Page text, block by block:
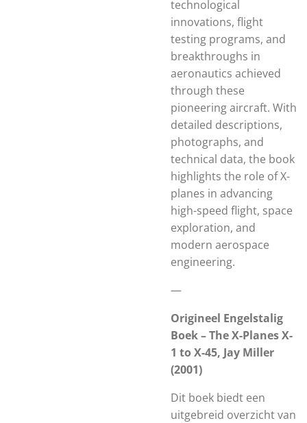
technological
innovations, flight
testing programs, and
breakthroughs in
aeronautics achieved
through these
pioneering aircraft. With
detailed descriptions,
photographs, and
technical data, the book
highlights the role of X-
planes in advancing
high-speed flight, space
exploration, and
modern aerospace
engineering.
—
Origineel Engelstalig
Boek – The X-Planes X-
1 to X-45, Jay Miller
(2001)
Dit boek biedt een
uitgebreid overzicht van